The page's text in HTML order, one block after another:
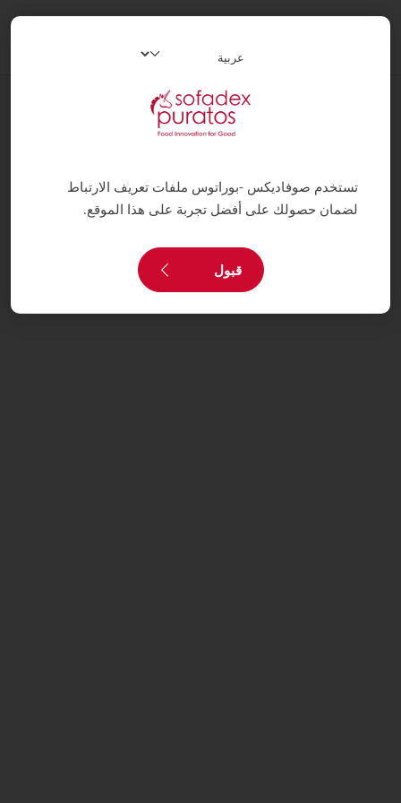
وصفات
كيش بالسبانخ
تستخدم صوفاديكس -بوراتوس ملفات تعريف الارتباط
لضمان حصولك على أفضل تجربة على هذا الموقع.
قبول